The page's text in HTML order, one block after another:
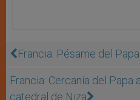
Francia: Pésame del
Francia: Cercanía del Papa
catedral de Niza